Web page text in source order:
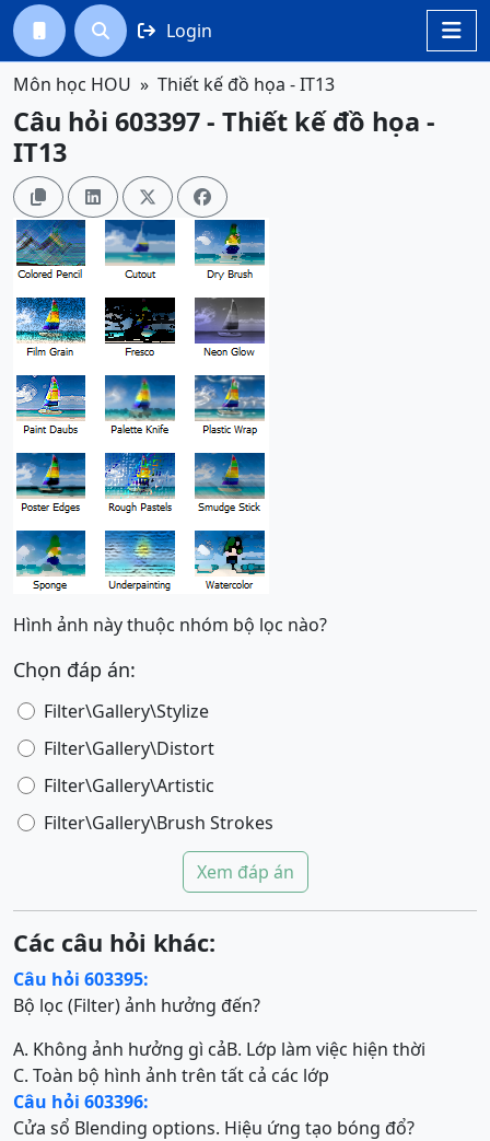

  Login
Môn học HOU Thiết kế đồ họa - IT13
Câu hỏi 603397 - Thiết kế đồ họa -
IT13
   
Hình ảnh này thuộc nhóm bộ lọc nào?
Chọn đáp án:
Filter\Gallery\Stylize
Filter\Gallery\Distort
Filter\Gallery\Artistic
Filter\Gallery\Brush Strokes
Xem đáp án
Các câu hỏi khác:
Câu hỏi 603395:
Bộ lọc (Filter) ảnh hưởng đến?
A. Không ảnh hưởng gì cảB. Lớp làm việc hiện thời
C. Toàn bộ hình ảnh trên tất cả các lớp
Câu hỏi 603396:
Cửa sổ Blending options. Hiệu ứng tạo bóng đổ?